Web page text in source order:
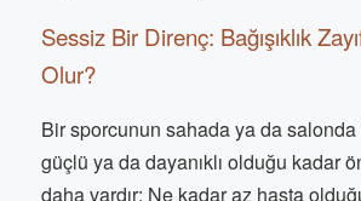
Sessiz Bir Direnç: Bağışıklık
Olur?
Bir sporcunun sahada ya da salonda
güçlü ya da dayanıklı olduğu kadar
daha vardır: Ne kadar az hasta